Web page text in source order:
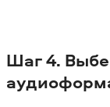
Шаг 4.